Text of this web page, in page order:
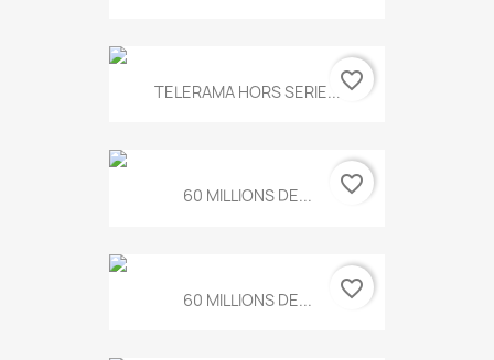
TELERAMA HORS SERIE...favorite_border
60 MILLIONS DE... favorite_border
60 MILLIONS DE... favorite_border